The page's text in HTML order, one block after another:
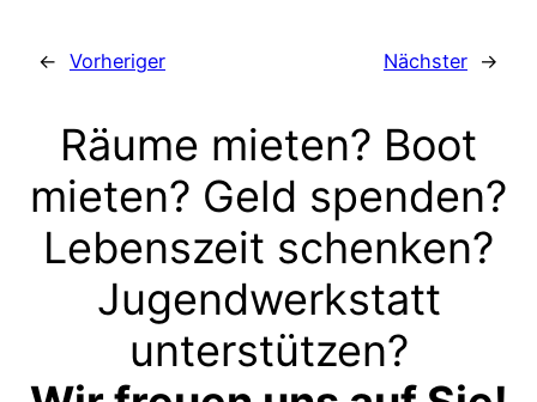
← Vorheriger Nächster →
Räume mieten? Boot
mieten? Geld spenden?
Lebenszeit schenken?
Jugendwerkstatt
unterstützen?